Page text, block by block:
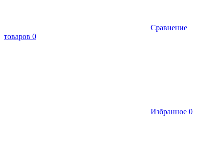
Сравнение
товаров 0
Избранное 0